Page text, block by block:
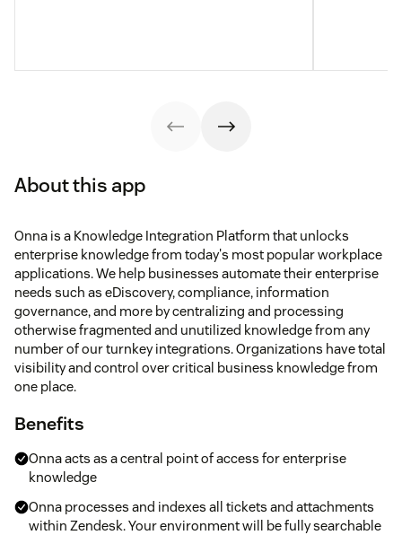
About this app
Onna is a Knowledge Integration Platform that unlocks
enterprise knowledge from today's most popular workplace
applications. We help businesses automate their enterprise
needs such as eDiscovery, compliance, information
governance, and more by centralizing and processing
otherwise fragmented and unutilized knowledge from any
number of our turnkey integrations. Organizations have total
visibility and control over critical business knowledge from
one place.
Benefits
Onna acts as a central point of access for enterprise
knowledge
Onna processes and indexes all tickets and attachments
within Zendesk. Your environment will be fully searchable